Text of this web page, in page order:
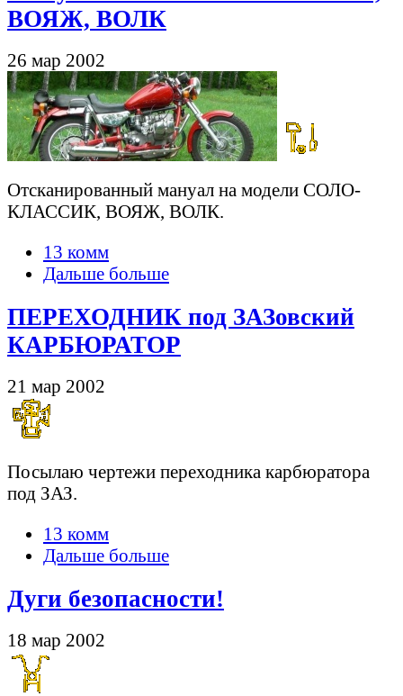
ВОЯЖ, ВОЛК
26 мар 2002
Отсканированный мануал на модели СОЛО-
КЛАССИК, ВОЯЖ, ВОЛК.
13 комм
Дальше больше
ПЕРЕХОДНИК под ЗАЗовский
КАРБЮРАТОР
21 мар 2002
Посылаю чертежи переходника карбюратора
под ЗАЗ.
13 комм
Дальше больше
Дуги безопасности!
18 мар 2002